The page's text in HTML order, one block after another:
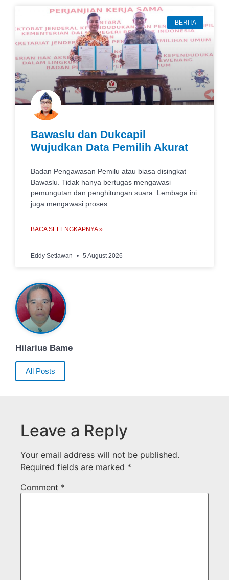
Hilarius Bame
All Posts
BERITA
Bawaslu dan Dukcapil
Wujudkan Data Pemilih Akurat
Badan Pengawasan Pemilu atau biasa disingkat
Bawaslu. Tidak hanya bertugas mengawasi
pemungutan dan penghitungan suara. Lembaga ini
juga mengawasi proses
BACA SELENGKAPNYA »
Eddy Setiawan 5 August 2026
Leave a Reply
Your email address will not be published.
Required fields are marked *
Comment *